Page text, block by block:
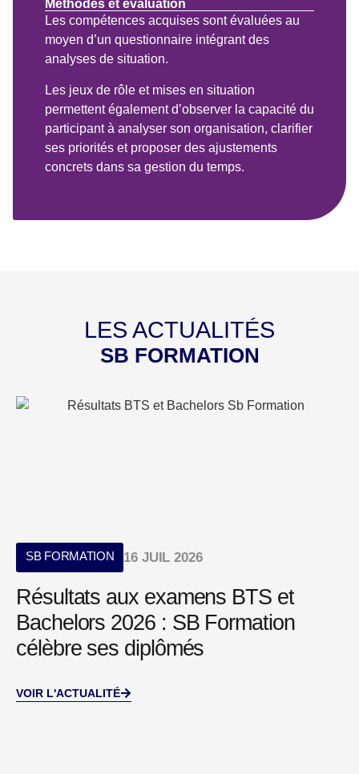
Méthodes et évaluation
Les compétences acquises sont évaluées au
moyen d’un questionnaire intégrant des
analyses de situation.
Les jeux de rôle et mises en situation
permettent également d’observer la capacité du
participant à analyser son organisation, clarifier
ses priorités et proposer des ajustements
concrets dans sa gestion du temps.
LES ACTUALITÉS
SB FORMATION
SB FORMATION 16 JUIL 2026
Résultats aux examens BTS et
Bachelors 2026 : SB Formation
célèbre ses diplômés
VOIR L'ACTUALITÉ